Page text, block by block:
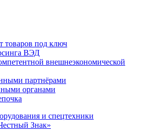
товаров под ключ
ВЭД
внешнеэкономической
партнёрами
органами
и спецтехники
Знак»